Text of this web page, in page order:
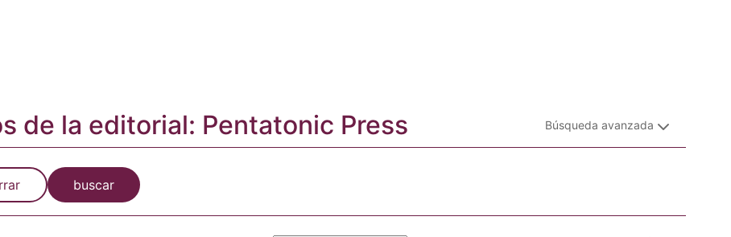
de la editorial: Pentatonic Press Búsqueda avanzada
buscar